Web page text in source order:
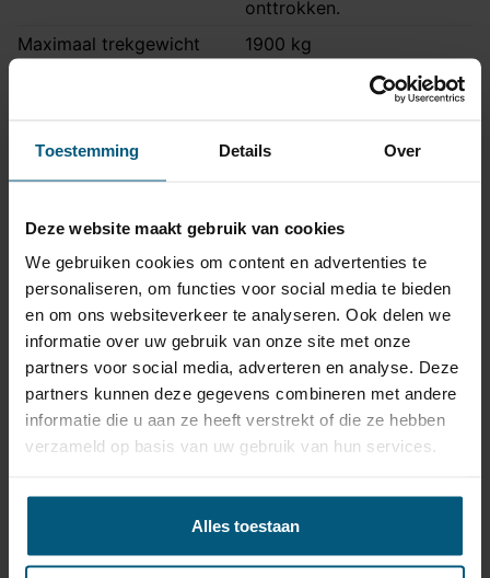
Toestemming Details Over
Deze website maakt gebruik van cookies
We gebruiken cookies om content en advertenties te
personaliseren, om functies voor social media te bieden
en om ons websiteverkeer te analyseren. Ook delen we
informatie over uw gebruik van onze site met onze
partners voor social media, adverteren en analyse. Deze
partners kunnen deze gegevens combineren met andere
informatie die u aan ze heeft verstrekt of die ze hebben
verzameld op basis van uw gebruik van hun services.
Alles toestaan
onttrokken.
Maximaal trekgewicht
1900 kg
Bumperuitsnede
Ja
Uitsnede zichtbaar
Montagetijd
1 uur 30 minuten
Ook voor fietsendrager
Ja
Montage handleiding
STV-309
Kabelset specificatie
Artikelnummer
JA21260519
Aansluiting
13 polig
Kabelset type
Origineel
Met originele connectoren
Parkeersensoren